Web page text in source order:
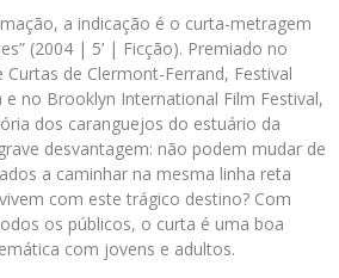
a indicação é o curta-metragem
(2004 | 5’ | Ficção). Premiado no
Curtas de Clermont-Ferrand, Festival
no Brooklyn International Film Festival,
dos caranguejos do estuário da
desvantagem: não podem mudar de
a caminhar na mesma linha reta
com este trágico destino? Com
os públicos, o curta é uma boa
com jovens e adultos.